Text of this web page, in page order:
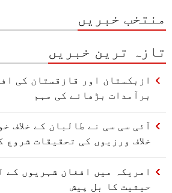
منتخب خبریں
تازہ ترین خبریں
ازبکستان اور قازقستان کی
برآمدات بڑھانے کی مہم
آئی سی سی نے طالبان کے خلاف
خلاف ورزیوں کی تحقیقات شروع
امریکہ میں افغان شہریوں کے
حیثیت کا بل پیش